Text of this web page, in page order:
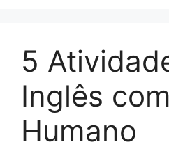
5
Inglês
Humano